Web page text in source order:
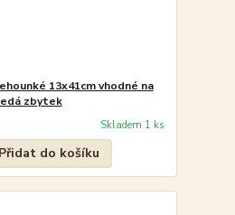
13x41cm vhodné na
zbytek
Skladem 1 ks
Přidat do košíku